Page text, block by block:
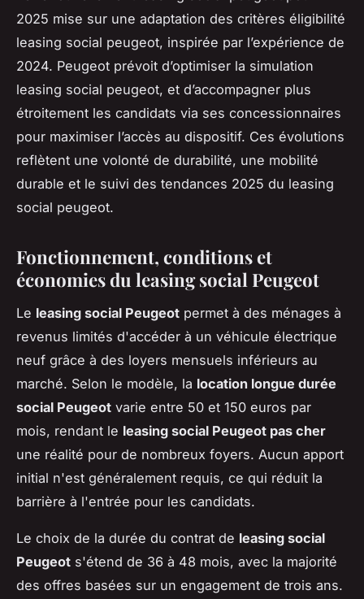
2025 mise sur une adaptation des critères éligibilité
leasing social peugeot, inspirée par l’expérience de
2024. Peugeot prévoit d’optimiser la simulation
leasing social peugeot, et d’accompagner plus
étroitement les candidats via ses concessionnaires
pour maximiser l’accès au dispositif. Ces évolutions
reflètent une volonté de durabilité, une mobilité
durable et le suivi des tendances 2025 du leasing
social peugeot.
Fonctionnement, conditions et
économies du leasing social Peugeot
Le leasing social Peugeot permet à des ménages à
revenus limités d'accéder à un véhicule électrique
neuf grâce à des loyers mensuels inférieurs au
marché. Selon le modèle, la location longue durée
social Peugeot varie entre 50 et 150 euros par
mois, rendant le leasing social Peugeot pas cher
une réalité pour de nombreux foyers. Aucun apport
initial n'est généralement requis, ce qui réduit la
barrière à l'entrée pour les candidats.
Le choix de la durée du contrat de leasing social
Peugeot s'étend de 36 à 48 mois, avec la majorité
des offres basées sur un engagement de trois ans.